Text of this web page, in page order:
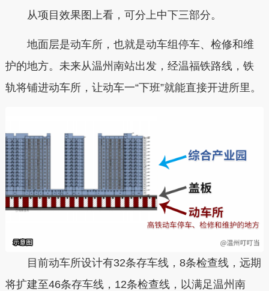
从项目效果图上看，可分上中下三部分。
地面层是动车所，也就是动车组停车、检修和维
护的地方。 未来从温州南站出发，经温福铁路线，铁
轨将铺进动车所， 让动车一“下班”就能直接开进所里。
目前动车所设计有32条存车线，8条检查线，远期
将扩建至46条存车线，12条检查线，以满足温州南